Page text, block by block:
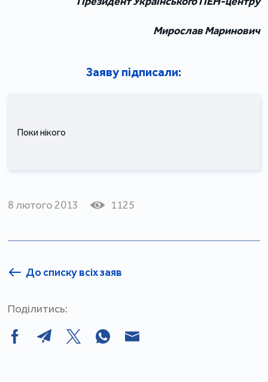
Мирослав Маринович
Заяву підписали:
Поки нікого
8 лютого 2013 1125
До списку всіх заяв
Поділитись: